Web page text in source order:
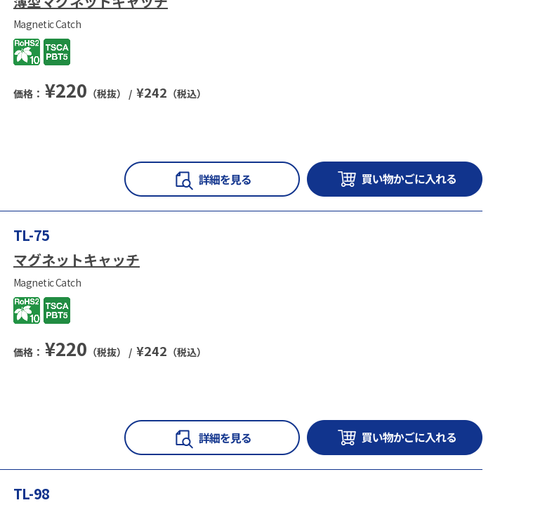
Magnetic Catch
価格： ¥220 （税抜） / ¥242 （税込）
TL-75
マグネットキャッチ
Magnetic Catch
価格： ¥220 （税抜） / ¥242 （税込）
TL-98